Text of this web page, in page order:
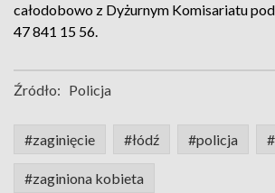
całodobowo z Dyżurnym Komisariatu
47 841 15 56.
Źródło: Policja
#zaginięcie #łódź #policja
#zaginiona kobieta